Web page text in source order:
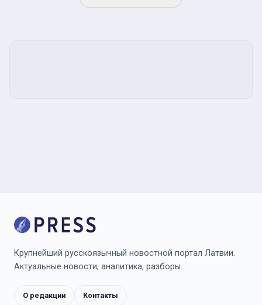
Крупнейший русскоязычный новостной портал Латвии.
Актуальные новости, аналитика, разборы.
О редакции Контакты